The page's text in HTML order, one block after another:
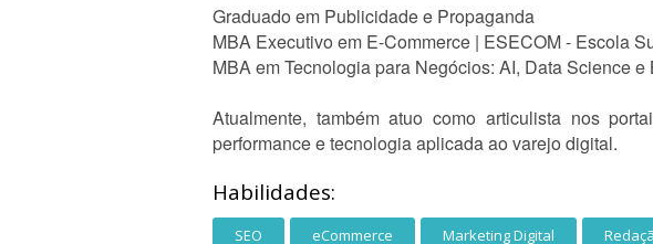
Graduado em Publicidade e Propaganda
MBA Executivo em E-Commerce | ESECOM - Escola
MBA em Tecnologia para Negócios: AI, Data Science
Atualmente, também atuo como articulista nos
performance e tecnologia aplicada ao varejo digital.
Habilidades:
SEO eCommerce Marketing Digital